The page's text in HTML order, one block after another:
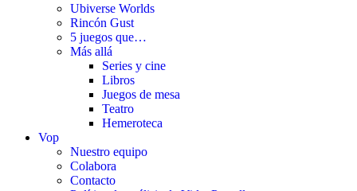
Ubiverse Worlds
Rincón Gust
5 juegos que…
Más allá
Series y cine
Libros
Juegos de mesa
Teatro
Hemeroteca
Vop
Nuestro equipo
Colabora
Contacto